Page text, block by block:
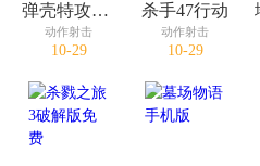
弹壳特攻队自带作弊窗版
动作射击
10-29
杀手47行动
动作射击
10-29